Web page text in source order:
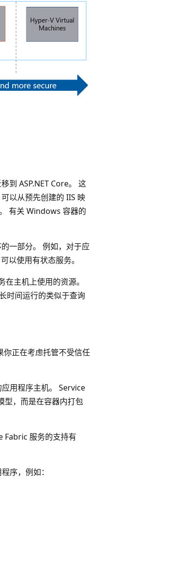
到 ASP.NET Core。 这
以从预先创建的 IIS 映
有关 Windows 容器的
一部分。 例如，对于应
以使用有状态服务。
主机上使用的资源。
时间运行的类似于查询
正在考虑托管不受信任
用程序主机。 Service
型，而是在容器内打包
Fabric 服务的支持有
序，例如：